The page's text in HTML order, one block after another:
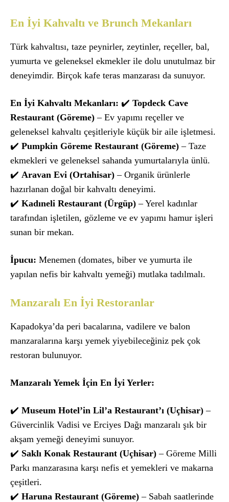
En İyi Kahvaltı ve Brunch Mekanları
Türk kahvaltısı, taze peynirler, zeytinler, reçeller, bal,
yumurta ve geleneksel ekmekler ile dolu unutulmaz bir
deneyimdir. Birçok kafe teras manzarası da sunuyor.
En İyi Kahvaltı Mekanları: ✔️ Topdeck Cave
Restaurant (Göreme) – Ev yapımı reçeller ve
geleneksel kahvaltı çeşitleriyle küçük bir aile işletmesi.
✔️ Pumpkin Göreme Restaurant (Göreme) – Taze
ekmekleri ve geleneksel sahanda yumurtalarıyla ünlü.
✔️ Aravan Evi (Ortahisar) – Organik ürünlerle
hazırlanan doğal bir kahvaltı deneyimi.
✔️ Kadıneli Restaurant (Ürgüp) – Yerel kadınlar
tarafından işletilen, gözleme ve ev yapımı hamur işleri
sunan bir mekan.
İpucu: Menemen (domates, biber ve yumurta ile
yapılan nefis bir kahvaltı yemeği) mutlaka tadılmalı.
Manzaralı En İyi Restoranlar
Kapadokya’da peri bacalarına, vadilere ve balon
manzaralarına karşı yemek yiyebileceğiniz pek çok
restoran bulunuyor.
Manzaralı Yemek İçin En İyi Yerler:
✔️ Museum Hotel’in Lil’a Restaurant’ı (Uçhisar) –
Güvercinlik Vadisi ve Erciyes Dağı manzaralı şık bir
akşam yemeği deneyimi sunuyor.
✔️ Saklı Konak Restaurant (Uçhisar) – Göreme Milli
Parkı manzarasına karşı nefis et yemekleri ve makarna
çeşitleri.
✔️ Haruna Restaurant (Göreme) – Sabah saatlerinde